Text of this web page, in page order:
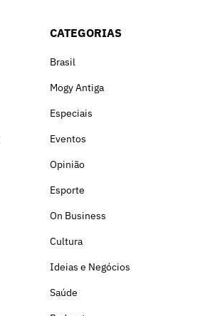
CATEGORIAS
Brasil
Mogy Antiga
Especiais
Eventos
Opinião
Esporte
On Business
Cultura
Ideias e Negócios
Saúde